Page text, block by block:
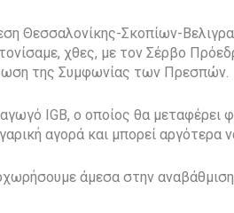
Θεσσαλονίκης-Σκοπίων-
χθες, με τον Σέρβο
της Συμφωνίας των Πρεσπών.
IGB, ο οποίος θα μεταφέρει
αγορά και μπορεί αργότερα
άμεσα στην